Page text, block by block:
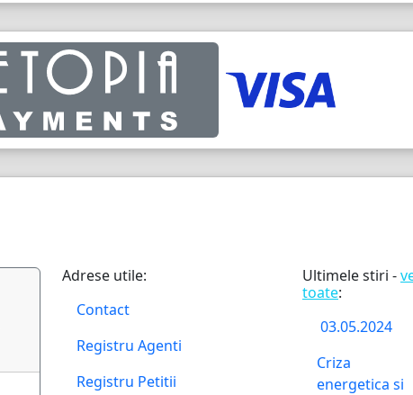
Adrese utile:
Contact
Registru Agenti
Registru Petitii
Ultimele stiri -
toate:
03.05.2024
Criza
energetica si